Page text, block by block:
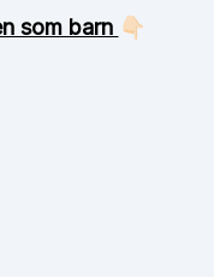
som barn 👇🏻